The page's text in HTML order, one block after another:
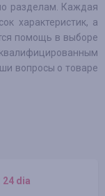
разделам. Каждая
характеристик, а
помощь в выборе
вопросы о товаре
24 dia